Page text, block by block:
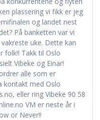
plassering vi fikk er jeg
og landet nest
På banketten var vi
uke. Dette kan
folk!! Takk til Oslo
Vibeke og Einar!
alle som er
kontakt med Oslo
eller ring Vibeke 90 58
VM er neste år i
or Never!!